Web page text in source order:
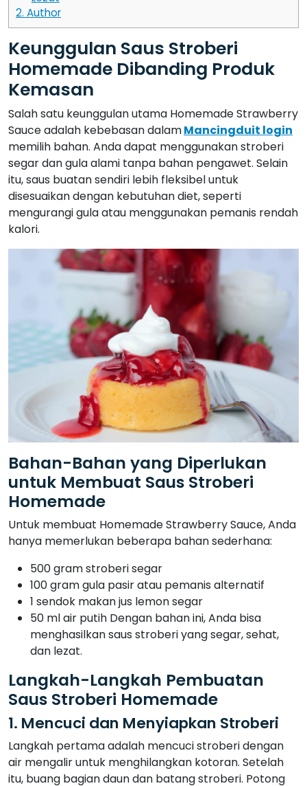
2. Author
Keunggulan Saus Stroberi
Homemade Dibanding Produk
Kemasan
Salah satu keunggulan utama Homemade Strawberry
Sauce adalah kebebasan dalamMancingduit login
memilih bahan. Anda dapat menggunakan stroberi
segar dan gula alami tanpa bahan pengawet. Selain
itu, saus buatan sendiri lebih fleksibel untuk
disesuaikan dengan kebutuhan diet, seperti
mengurangi gula atau menggunakan pemanis rendah
kalori.
Bahan-Bahan yang Diperlukan
untuk Membuat Saus Stroberi
Homemade
Untuk membuat Homemade Strawberry Sauce, Anda
hanya memerlukan beberapa bahan sederhana:
500 gram stroberi segar
100 gram gula pasir atau pemanis alternatif
1 sendok makan jus lemon segar
50 ml air putih Dengan bahan ini, Anda bisa
menghasilkan saus stroberi yang segar, sehat,
dan lezat.
Langkah-Langkah Pembuatan
Saus Stroberi Homemade
1. Mencuci dan Menyiapkan Stroberi
Langkah pertama adalah mencuci stroberi dengan
air mengalir untuk menghilangkan kotoran. Setelah
itu, buang bagian daun dan batang stroberi. Potong